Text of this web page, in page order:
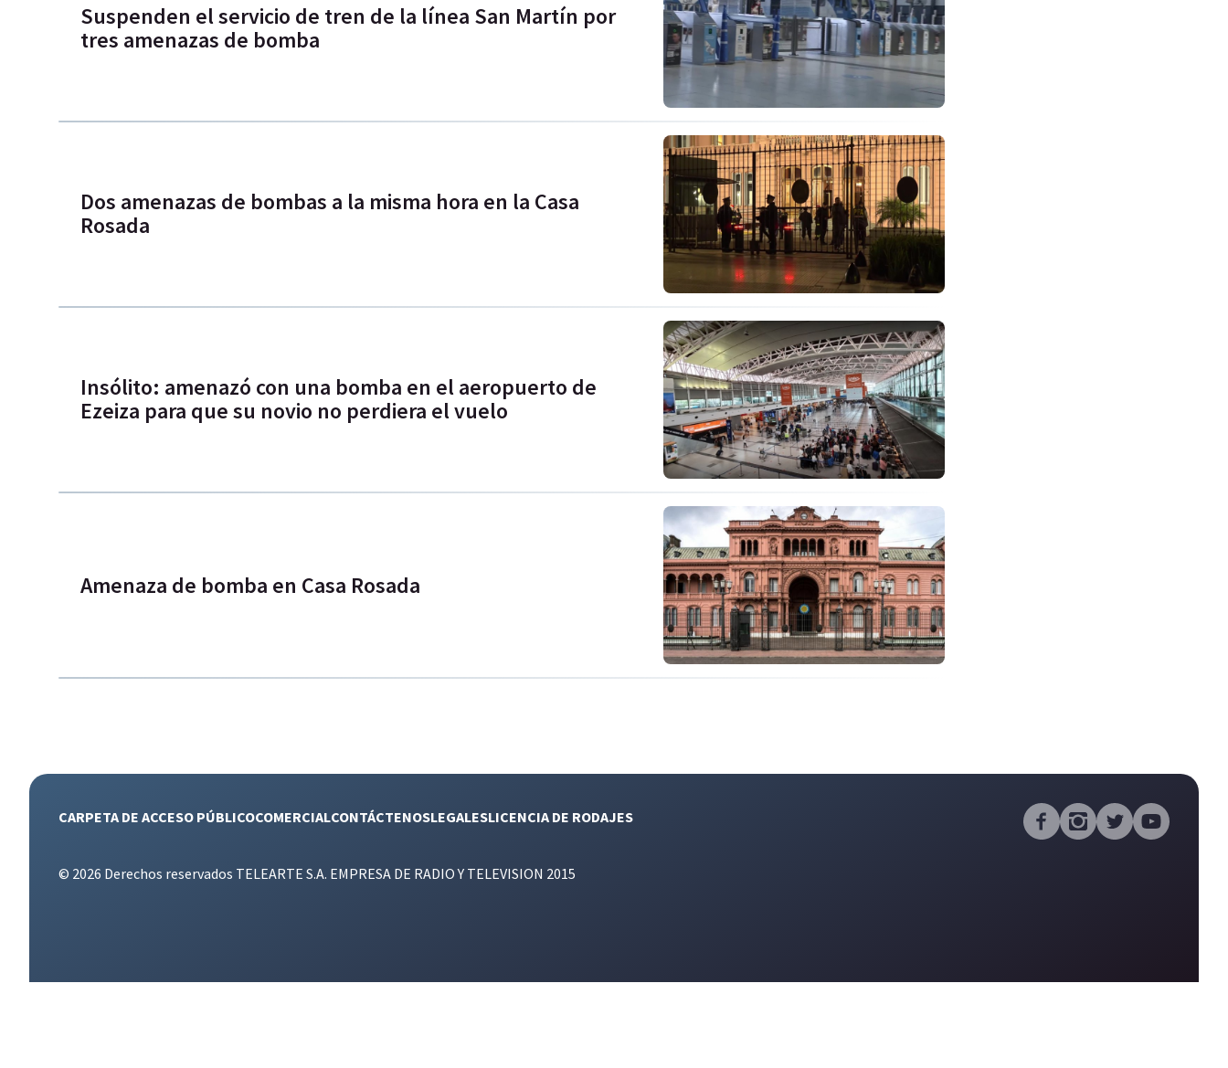
Suspenden el servicio de tren de la línea San Martín por
tres amenazas de bomba
Dos amenazas de bombas a la misma hora en la Casa
Rosada
Insólito: amenazó con una bomba en el aeropuerto de
Ezeiza para que su novio no perdiera el vuelo
Amenaza de bomba en Casa Rosada
CARPETA DE ACCESO PÚBLICOCOMERCIALCONTÁCTENOSLEGALESLICENCIA DE RODAJES
© 2026 Derechos reservados TELEARTE S.A. EMPRESA DE RADIO Y TELEVISION 2015